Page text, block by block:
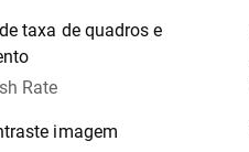
taxa de quadros e
Rate
imagem